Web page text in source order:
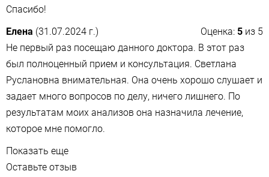
Спасибо!
Елена (31.07.2024 г.) Оценка: 5 из 5
Не первый раз посещаю данного доктора. В этот раз
был полноценный прием и консультация. Светлана
Руслановна внимательная. Она очень хорошо слушает и
задает много вопросов по делу, ничего лишнего. По
результатам моих анализов она назначила лечение,
которое мне помогло.
Показать еще
Оставьте отзыв